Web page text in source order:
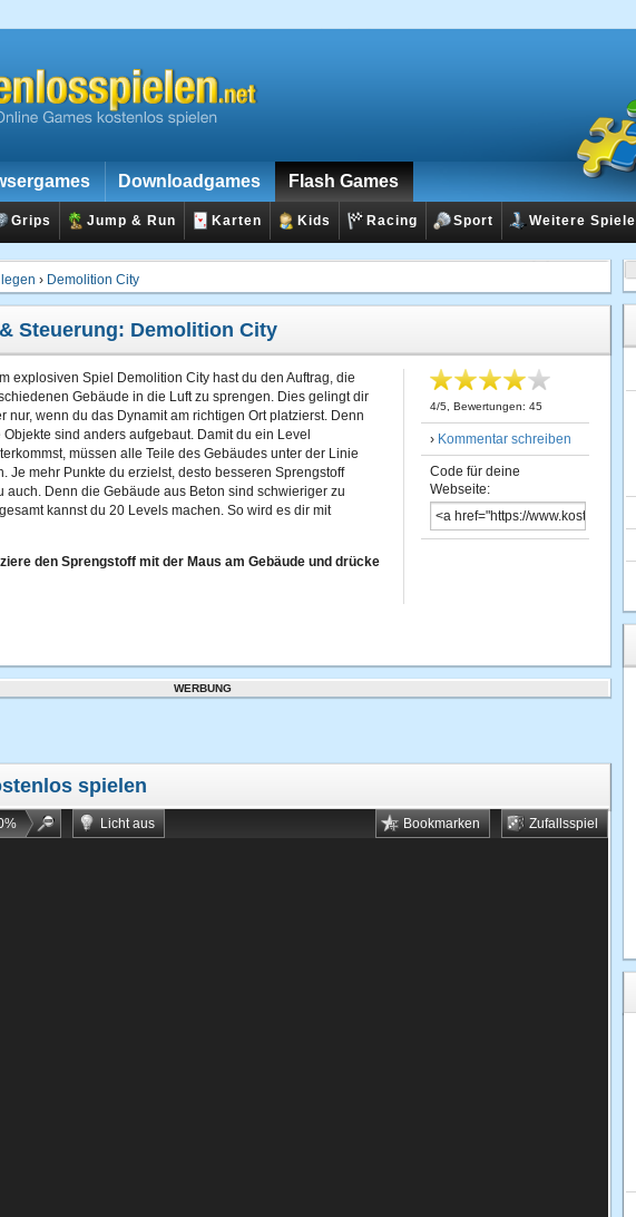
Downloadgames Flash Games
Grips Jump & Run Karten Kids Racing Sport Weitere Spiele
› Demolition City
Steuerung: Demolition City
explosiven Spiel Demolition City hast du den Auftrag, die
Gebäude in die Luft zu sprengen. Dies gelingt dir
nur, wenn du das Dynamit am richtigen Ort platzierst. Denn
Objekte sind anders aufgebaut. Damit du ein Level
müssen alle Teile des Gebäudes unter der Linie
Je mehr Punkte du erzielst, desto besseren Sprengstoff
auch. Denn die Gebäude aus Beton sind schwieriger zu
kannst du 20 Levels machen. So wird es dir mit
den Sprengstoff mit der Maus am Gebäude und drücke
4/5 , Bewertungen: 45
› Kommentar schreiben
Code für deine
Webseite:
WERBUNG
spielen
% Licht aus Zufallsspiel
Bookmarken